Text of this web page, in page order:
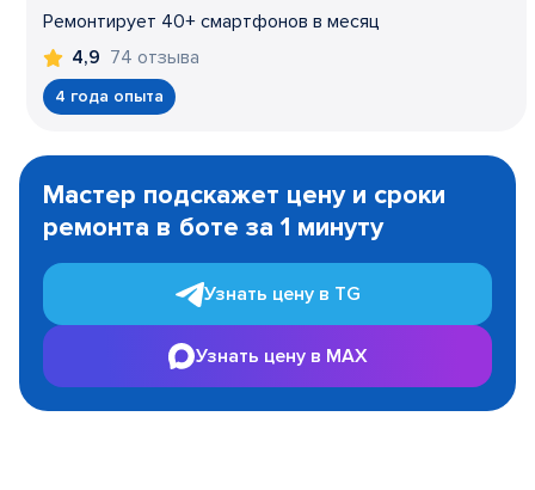
Ремонтирует 40+ смартфонов в месяц
4,9 74 отзыва
4 года опыта
1
Мастер подскажет цену и сроки
ремонта в боте за 1 минуту
Узнать цену в TG
Узнать цену в MAX